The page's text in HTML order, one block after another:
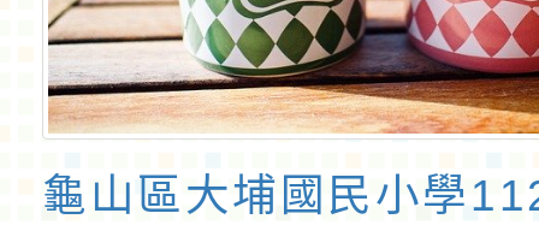
龜山區大埔國民小學